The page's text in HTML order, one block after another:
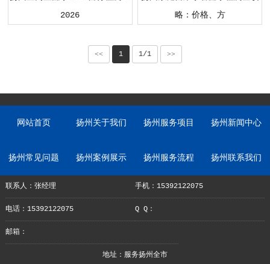
2026
略：价格、方
<< 1 1/1 >>
网站首页 扬州关于我们 扬州服务项目 扬州新闻中心
扬州常见问题 扬州案例展示 扬州服务流程 扬州联系我们
联系人：张经理 手机：15392122075
电话：15392122075 Q Q：
邮箱：
地址：服务扬州全市